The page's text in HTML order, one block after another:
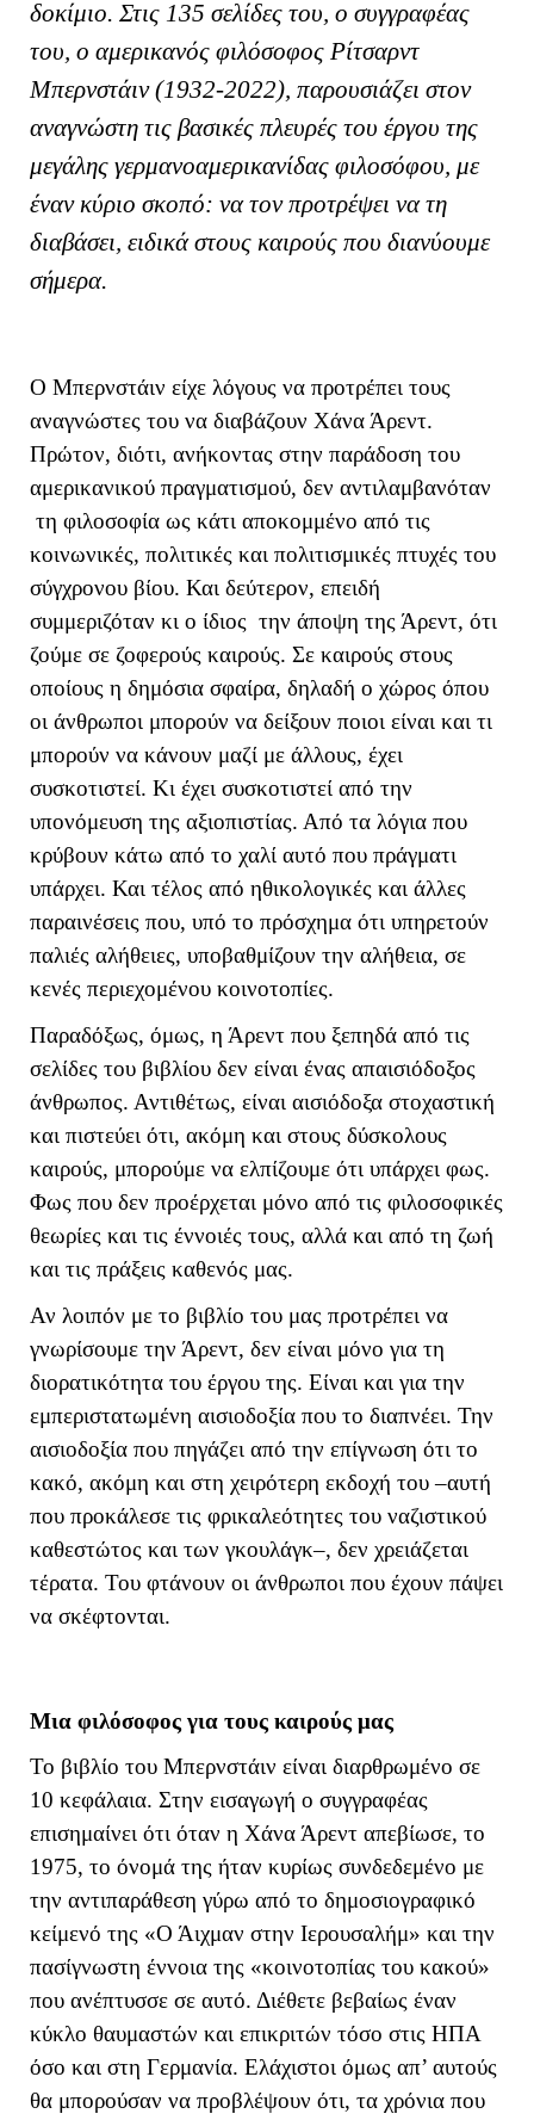
δοκίμιο. Στις 135 σελίδες του, ο συγγραφέας
του, ο αμερικανός φιλόσοφος Ρίτσαρντ
Μπερνστάιν (1932-2022), παρουσιάζει στον
αναγνώστη τις βασικές πλευρές του έργου της
μεγάλης γερμανοαμερικανίδας φιλοσόφου, με
έναν κύριο σκοπό: να τον προτρέψει να τη
διαβάσει, ειδικά στους καιρούς που διανύουμε
σήμερα.
Ο Μπερνστάιν είχε λόγους να προτρέπει τους
αναγνώστες του να διαβάζουν Χάνα Άρεντ.
Πρώτον, διότι, ανήκοντας στην παράδοση του
αμερικανικού πραγματισμού, δεν αντιλαμβανόταν
τη φιλοσοφία ως κάτι αποκομμένο από τις
κοινωνικές, πολιτικές και πολιτισμικές πτυχές του
σύγχρονου βίου. Και δεύτερον, επειδή
συμμεριζόταν κι ο ίδιος την άποψη της Άρεντ, ότι
ζούμε σε ζοφερούς καιρούς. Σε καιρούς στους
οποίους η δημόσια σφαίρα, δηλαδή ο χώρος όπου
οι άνθρωποι μπορούν να δείξουν ποιοι είναι και τι
μπορούν να κάνουν μαζί με άλλους, έχει
συσκοτιστεί. Κι έχει συσκοτιστεί από την
υπονόμευση της αξιοπιστίας. Από τα λόγια που
κρύβουν κάτω από το χαλί αυτό που πράγματι
υπάρχει. Και τέλος από ηθικολογικές και άλλες
παραινέσεις που, υπό το πρόσχημα ότι υπηρετούν
παλιές αλήθειες, υποβαθμίζουν την αλήθεια, σε
κενές περιεχομένου κοινοτοπίες.
Παραδόξως, όμως, η Άρεντ που ξεπηδά από τις
σελίδες του βιβλίου δεν είναι ένας απαισιόδοξος
άνθρωπος. Αντιθέτως, είναι αισιόδοξα στοχαστική
και πιστεύει ότι, ακόμη και στους δύσκολους
καιρούς, μπορούμε να ελπίζουμε ότι υπάρχει φως.
Φως που δεν προέρχεται μόνο από τις φιλοσοφικές
θεωρίες και τις έννοιές τους, αλλά και από τη ζωή
και τις πράξεις καθενός μας.
Αν λοιπόν με το βιβλίο του μας προτρέπει να
γνωρίσουμε την Άρεντ, δεν είναι μόνο για τη
διορατικότητα του έργου της. Είναι και για την
εμπεριστατωμένη αισιοδοξία που το διαπνέει. Την
αισιοδοξία που πηγάζει από την επίγνωση ότι το
κακό, ακόμη και στη χειρότερη εκδοχή του –αυτή
που προκάλεσε τις φρικαλεότητες του ναζιστικού
καθεστώτος και των γκουλάγκ–, δεν χρειάζεται
τέρατα. Του φτάνουν οι άνθρωποι που έχουν πάψει
να σκέφτονται.
Μια φιλόσοφος για τους καιρούς μας
Το βιβλίο του Μπερνστάιν είναι διαρθρωμένο σε
10 κεφάλαια. Στην εισαγωγή ο συγγραφέας
επισημαίνει ότι όταν η Χάνα Άρεντ απεβίωσε, το
1975, το όνομά της ήταν κυρίως συνδεδεμένο με
την αντιπαράθεση γύρω από το δημοσιογραφικό
κείμενό της «Ο Άιχμαν στην Ιερουσαλήμ» και την
πασίγνωστη έννοια της «κοινοτοπίας του κακού»
που ανέπτυσσε σε αυτό. Διέθετε βεβαίως έναν
κύκλο θαυμαστών και επικριτών τόσο στις ΗΠΑ
όσο και στη Γερμανία. Ελάχιστοι όμως απ’ αυτούς
θα μπορούσαν να προβλέψουν ότι, τα χρόνια που